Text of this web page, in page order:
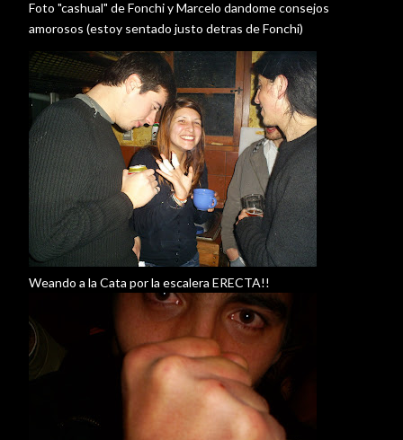
Foto "cashual" de Fonchi y Marcelo dandome consejos
amorosos (estoy sentado justo detras de Fonchi)
Weando a la Cata por la escalera ERECTA!!